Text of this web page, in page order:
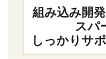
組み込み開
スパ
しっかりサ